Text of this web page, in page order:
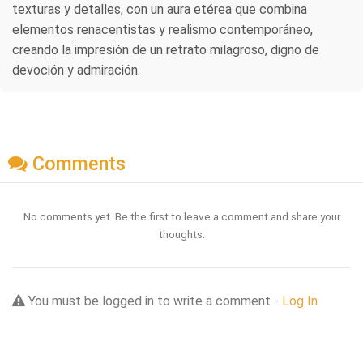
texturas y detalles, con un aura etérea que combina
elementos renacentistas y realismo contemporáneo,
creando la impresión de un retrato milagroso, digno de
devoción y admiración.
Comments
No comments yet. Be the first to leave a comment and share your
thoughts.
You must be logged in to write a comment - Log In